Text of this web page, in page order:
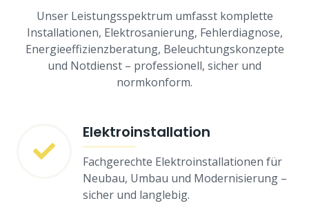
Unser Leistungsspektrum umfasst komplette
Installationen, Elektrosanierung, Fehlerdiagnose,
Energieeffizienzberatung, Beleuchtungskonzepte
und Notdienst – professionell, sicher und
normkonform.
Elektroinstallation
Fachgerechte Elektroinstallationen für
Neubau, Umbau und Modernisierung –
sicher und langlebig.